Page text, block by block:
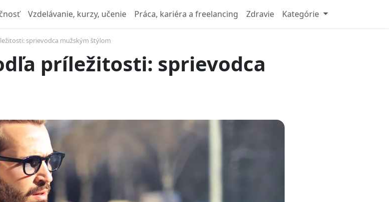
Vzdelávanie, kurzy, učenie Práca, kariéra a freelancing Zdravie Kategórie
sprievodca mužským štýlom
príležitosti: sprievodca